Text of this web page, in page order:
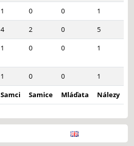
1 0 0
1
4 2 0
5
1 0 0 1
1 0 0
1
Samci
Samice Mláďata Nálezy